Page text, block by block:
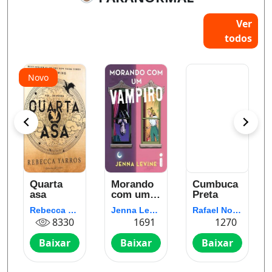
Ver
todos
Novo
Quarta
asa
Rebecca Yarros
8330
Baixar
Morando
com um
vampiro Jenna Levine
1691
Baixar
Cumbuca
Preta
Rafael Nolêto
1270
Baixar